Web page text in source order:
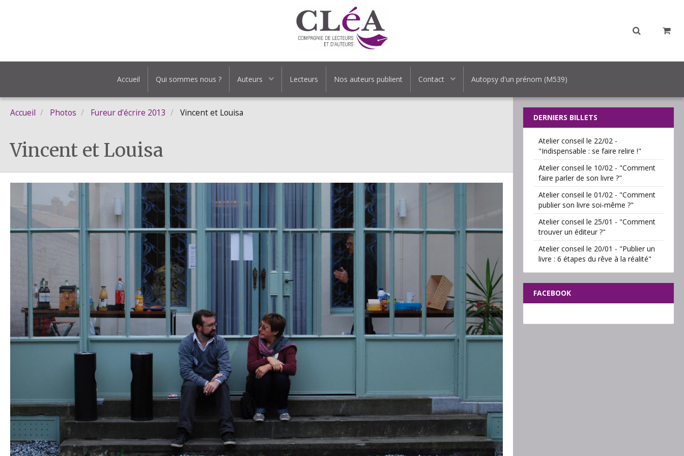
Accueil Qui sommes nous ? Auteurs Lecteurs Nos auteurs publient Contact Autopsy d'un prénom (M539)
Accueil Photos Fureur d'écrire 2013 Vincent et Louisa
Vincent et Louisa
DERNIERS BILLETS
Atelier conseil le 22/02 -
"Indispensable : se faire relire !"
Atelier conseil le 10/02 - "Comment
faire parler de son livre ?"
Atelier conseil le 01/02 - "Comment
publier son livre soi-même ?"
Atelier conseil le 25/01 - "Comment
trouver un éditeur ?"
Atelier conseil le 20/01 - "Publier un
livre : 6 étapes du rêve à la réalité"
FACEBOOK